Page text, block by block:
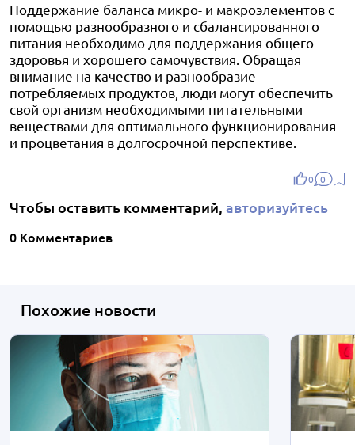
Поддержание баланса микро- и макроэлементов с
помощью разнообразного и сбалансированного
питания необходимо для поддержания общего
здоровья и хорошего самочувствия. Обращая
внимание на качество и разнообразие
потребляемых продуктов, люди могут обеспечить
свой организм необходимыми питательными
веществами для оптимального функционирования
и процветания в долгосрочной перспективе.
0 0
Чтобы оставить комментарий, авторизуйтесь
0 Комментариев
Похожие новости